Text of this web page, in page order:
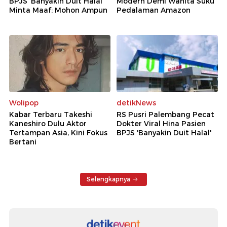
Minta Maaf: Mohon Ampun
Pedalaman Amazon
Wolipop
Kabar Terbaru Takeshi
Kaneshiro Dulu Aktor
Tertampan Asia, Kini Fokus
Bertani
detikNews
RS Pusri Palembang Pecat
Dokter Viral Hina Pasien
BPJS 'Banyakin Duit Halal'
Selengkapnya